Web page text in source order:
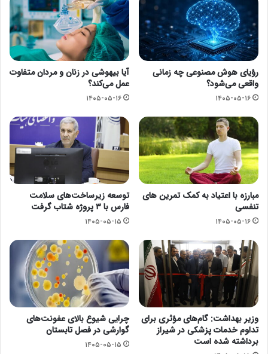
رؤیای هوش مصنوعی چه زمانی
واقعی می‌شود؟
۱۴۰۵-۰۵-۱۶
آیا بیهوشی در زنان و مردان متفاوت
عمل می‌کند؟
۱۴۰۵-۰۵-۱۶
مبارزه با اعتیاد به کمک تمرین های
تنفسی
۱۴۰۵-۰۵-۱۶
توسعه زیرساخت‌های سلامت
فارس با ۳ پروژه شتاب گرفت
۱۴۰۵-۰۵-۱۵
وزیر بهداشت: گام‌های مؤثری برای
تداوم خدمات پزشکی در شیراز
برداشته شده است
چرایی شیوع بالای عفونت‌های
گوارشی در فصل تابستان
۱۴۰۵-۰۵-۱۵